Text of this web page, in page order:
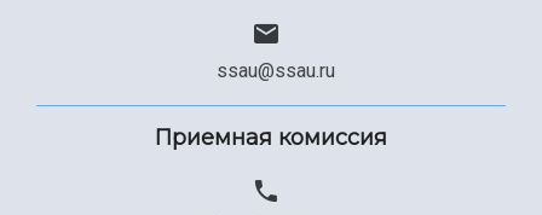
ssau@ssau.ru
Приемная комиссия